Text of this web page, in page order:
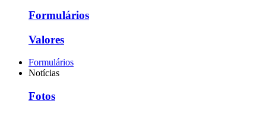
Formulários
Valores
Formulários
Notícias
Fotos